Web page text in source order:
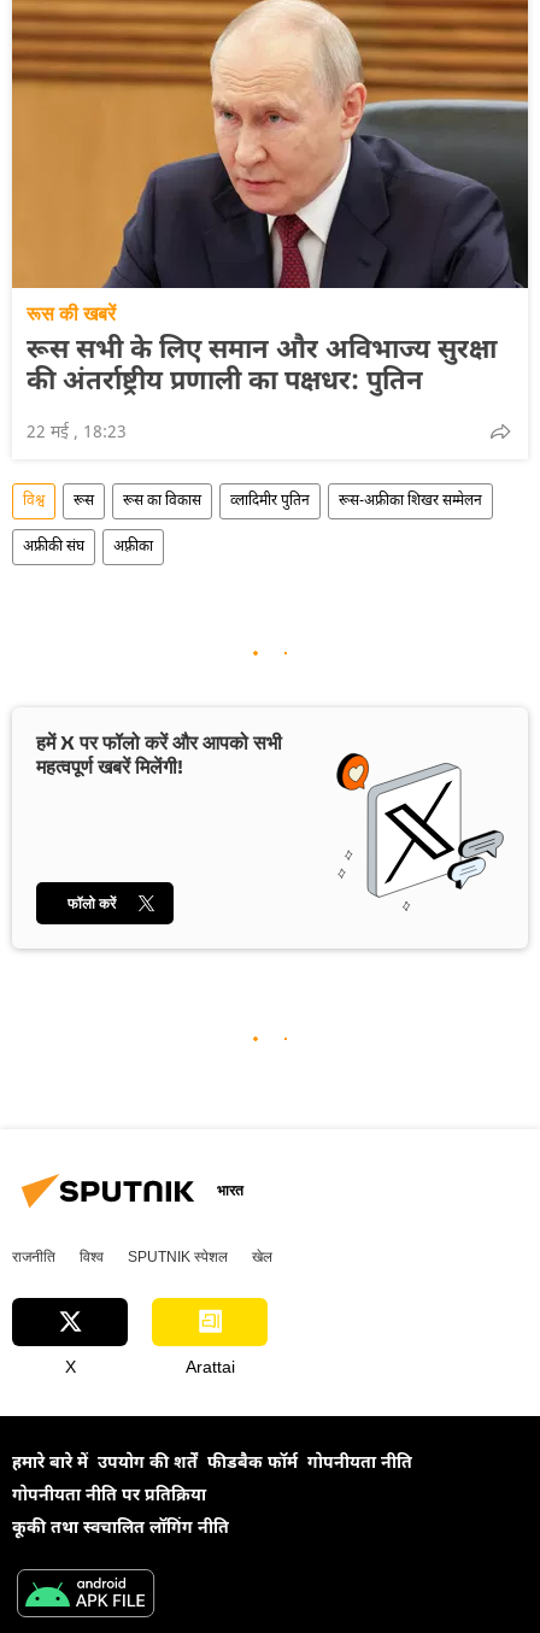
रूस की खबरें
रूस सभी के लिए समान और अविभाज्य सुरक्षा
की अंतर्राष्ट्रीय प्रणाली का पक्षधर: पुतिन
22 मई , 18:23
विश्व रूस रूस का विकास व्लादिमीर पुतिन रूस-अफ्रीका शिखर सम्मेलन
अफ्रीकी संघ अफ़्रीका
हमें X पर फॉलो करें और आपको सभी
महत्वपूर्ण खबरें मिलेंगी!
फॉलो करें
भारत
राजनीति विश्व SPUTNIK स्पेशल खेल
X Arattai
हमारे बारे में उपयोग की शर्तें फीडबैक फॉर्म गोपनीयता नीति
गोपनीयता नीति पर प्रतिक्रिया
कूकी तथा स्वचालित लॉगिंग नीति